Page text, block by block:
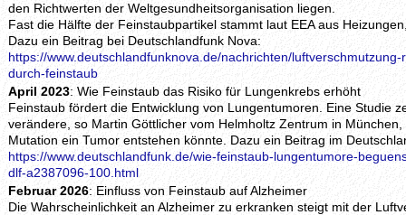
den Richtwerten der Weltgesundheitsorganisation liegen.
Fast die Hälfte der Feinstaubpartikel stammt laut EEA aus
Dazu ein Beitrag bei Deutschlandfunk Nova:
https://www.deutschlandfunknova.de/nachrichten/
durch-feinstaub
April 2023: Wie Feinstaub das Risiko für Lungenkrebs erhöht
Feinstaub fördert die Entwicklung von Lungentumoren. Eine Studie
verändere, so Martin Göttlicher vom Helmholtz Zentrum in
Mutation ein Tumor entstehen könnte. Dazu ein Beitrag im
https://www.deutschlandfunk.de/wie-feinstaub-lungentumore-
dlf-a2387096-100.html
Februar 2026: Einfluss von Feinstaub auf Alzheimer
Die Wahrscheinlichkeit an Alzheimer zu erkranken steigt mit der